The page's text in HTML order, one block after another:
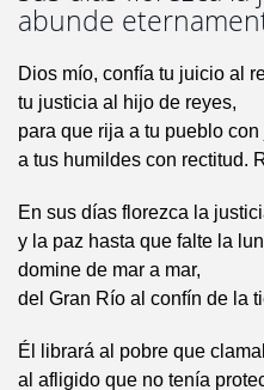
abunde
Dios mío, confía tu juicio al
tu justicia al hijo de reyes,
para que rija a tu pueblo con
a tus humildes con rectitud.
En sus días florezca la
y la paz hasta que falte la
domine de mar a mar,
del Gran Río al confín de la
Él librará al pobre que
al afligido que no tenía